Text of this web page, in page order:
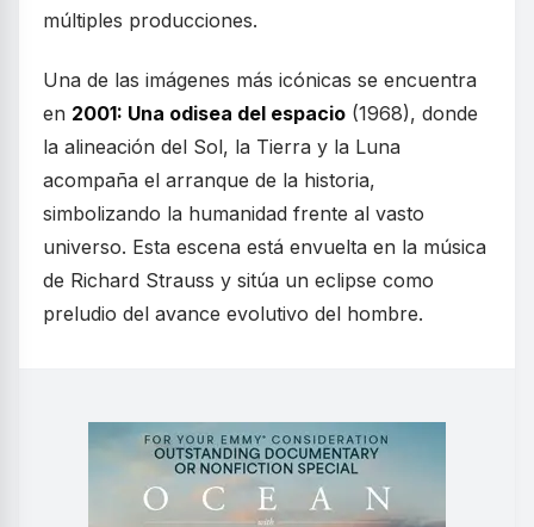
múltiples producciones.
Una de las imágenes más icónicas se encuentra
en 2001: Una odisea del espacio (1968), donde
la alineación del Sol, la Tierra y la Luna
acompaña el arranque de la historia,
simbolizando la humanidad frente al vasto
universo. Esta escena está envuelta en la música
de Richard Strauss y sitúa un eclipse como
preludio del avance evolutivo del hombre.